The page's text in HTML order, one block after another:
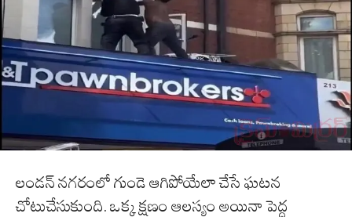
లండన్ నగరంలో గుండె ఆగిపోయేలా చేసే ఘటన
చోటుచేసుకుంది. ఒక్క క్షణం ఆలస్యం అయినా పెద్ద